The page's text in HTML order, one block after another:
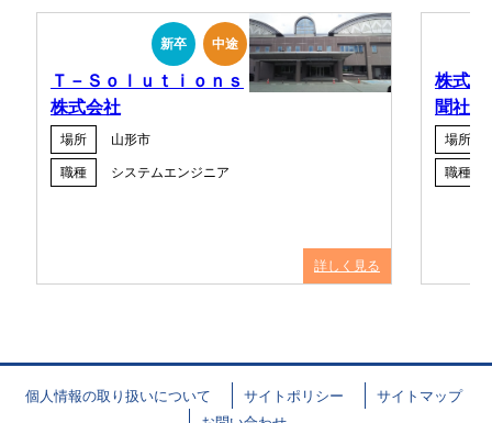
新卒 中途
Ｔ－Ｓｏｌｕｔｉｏｎｓ
株式会社
場所
山形市
職種
システムエンジニア
詳しく見る
株式会
聞社
場所
職種
個人情報の取り扱いについて サイトポリシー
サイトマップ